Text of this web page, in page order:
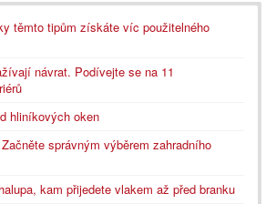
těmto tipům získáte víc použitelného
návrat. Podívejte se na 11
hliníkových oken
správným výběrem zahradního
kam přijedete vlakem až před branku